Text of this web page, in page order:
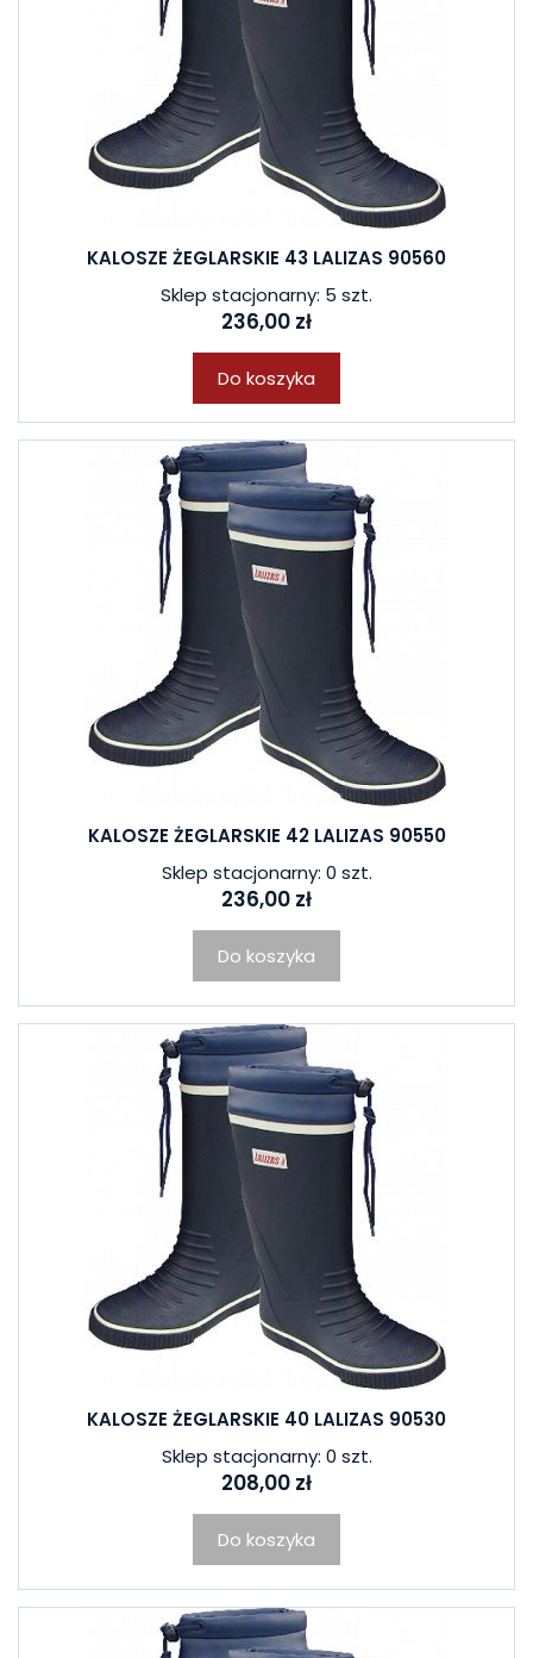
KALOSZE ŻEGLARSKIE 43 LALIZAS 90560
Sklep stacjonarny: 5 szt.
236,00 zł
Do koszyka
KALOSZE ŻEGLARSKIE 42 LALIZAS 90550
Sklep stacjonarny: 0 szt.
236,00 zł
Do koszyka
KALOSZE ŻEGLARSKIE 40 LALIZAS 90530
Sklep stacjonarny: 0 szt.
208,00 zł
Do koszyka